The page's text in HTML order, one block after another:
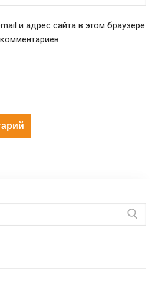
и адрес сайта в этом браузере